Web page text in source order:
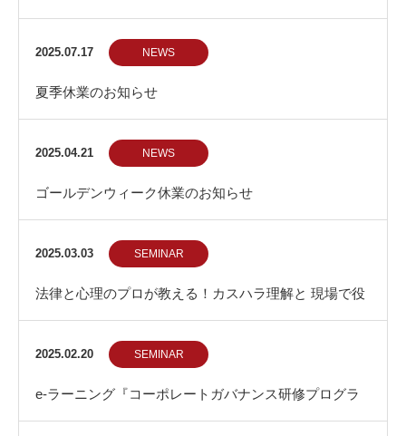
部門1位
2025.07.17 NEWS
夏季休業のお知らせ
2025.04.21 NEWS
ゴールデンウィーク休業のお知らせ
2025.03.03 SEMINAR
法律と心理のプロが教える！カスハラ理解と 現場で役
立つ実践術
2025.02.20 SEMINAR
e-ラーニング『コーポレートガバナンス研修プログラ